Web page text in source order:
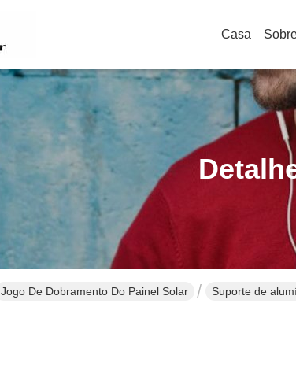
Casa
Jogo De Dobramento Do Painel Solar Suporte de